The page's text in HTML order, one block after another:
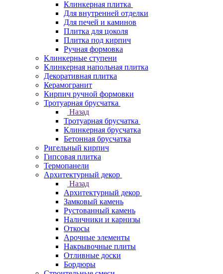
Клинкерная плитка
Для внутренней отделки
Для печей и каминов
Плитка для цоколя
Плитка под кирпич
Ручная формовка
Клинкерные ступени
Клинкерная напольная плитка
Декоративная плитка
Керамогранит
Кирпич ручной формовки
Тротуарная брусчатка
Назад
Тротуарная брусчатка
Клинкерная брусчатка
Бетонная брусчатка
Ригельный кирпич
Гипсовая плитка
Термопанели
Архитектурный декор
Назад
Архитектурный декор
Замковый камень
Рустованный камень
Наличники и карнизы
Откосы
Арочные элементы
Накрывочные плиты
Отливные доски
Бордюры